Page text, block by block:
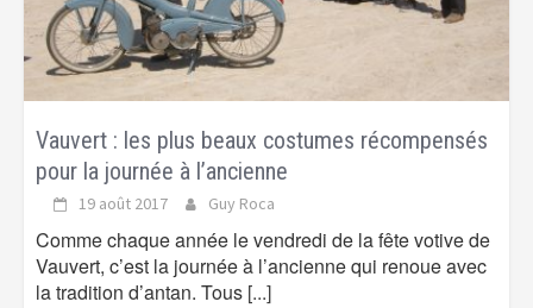
Vauvert : les plus beaux costumes récompensés
pour la journée à l’ancienne
19 août 2017 Guy Roca
Comme chaque année le vendredi de la fête votive de
Vauvert, c’est la journée à l’ancienne qui renoue avec
la tradition d’antan. Tous [...]